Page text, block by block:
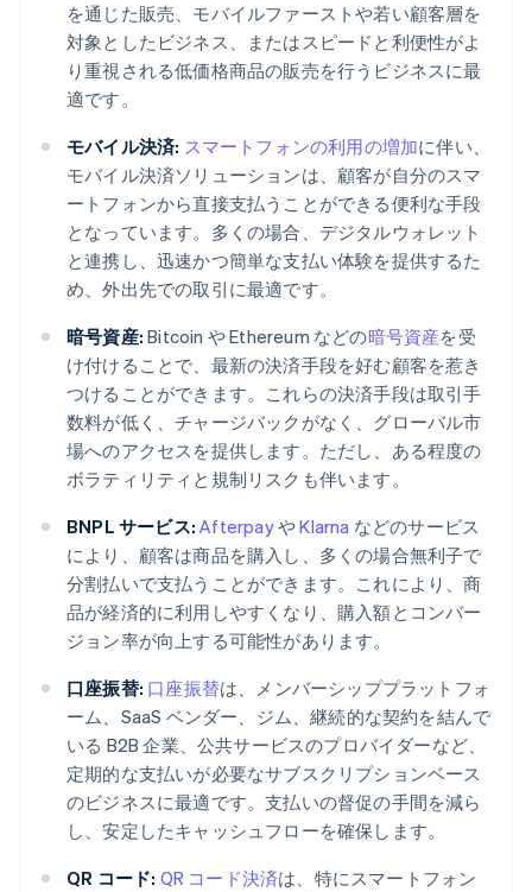
を通じた販売、モバイルファーストや若い顧客層を
対象としたビジネス、またはスピードと利便性がよ
り重視される低価格商品の販売を行うビジネスに最
適です。
モバイル決済: スマートフォンの利用の増加に伴い、
モバイル決済ソリューションは、顧客が自分のスマ
ートフォンから直接支払うことができる便利な手段
となっています。多くの場合、デジタルウォレット
と連携し、迅速かつ簡単な支払い体験を提供するた
め、外出先での取引に最適です。
暗号資産: Bitcoin や Ethereum などの暗号資産を受
け付けることで、最新の決済手段を好む顧客を惹き
つけることができます。これらの決済手段は取引手
数料が低く、チャージバックがなく、グローバル市
場へのアクセスを提供します。ただし、ある程度の
ボラティリティと規制リスクも伴います。
BNPL サービス: AfterpayやKlarna などのサービス
により、顧客は商品を購入し、多くの場合無利子で
分割払いで支払うことができます。これにより、商
品が経済的に利用しやすくなり、購入額とコンバー
ジョン率が向上する可能性があります。
口座振替: 口座振替は、メンバーシッププラットフォ
ーム、SaaS ベンダー、ジム、継続的な契約を結んで
いる B2B 企業、公共サービスのプロバイダーなど、
定期的な支払いが必要なサブスクリプションベース
のビジネスに最適です。支払いの督促の手間を減ら
し、安定したキャッシュフローを確保します。
QR コード: QR コード決済は、特にスマートフォン